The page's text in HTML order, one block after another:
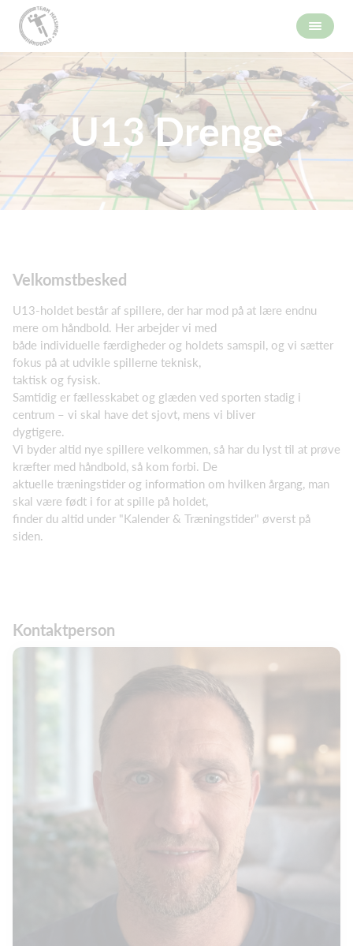
U13 Drenge
Velkomstbesked
U13-holdet består af spillere, der har mod på at lære endnu
mere om håndbold. Her arbejder vi med
både individuelle færdigheder og holdets samspil, og vi sætter
fokus på at udvikle spillerne teknisk,
taktisk og fysisk.
Samtidig er fællesskabet og glæden ved sporten stadig i
centrum – vi skal have det sjovt, mens vi bliver
dygtigere.
Vi byder altid nye spillere velkommen, så har du lyst til at prøve
kræfter med håndbold, så kom forbi. De
aktuelle træningstider og information om hvilken årgang, man
skal være født i for at spille på holdet,
finder du altid under "Kalender & Træningstider" øverst på
siden.
Kontaktperson